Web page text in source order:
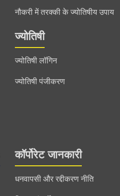
नौकरी में तरक्की के ज्योतिषीय उपाय
ज्योतिषी
ज्योतिषी लॉगिन
ज्योतिषी पंजीकरण
कॉर्पोरेट जानकारी
धनवापसी और रद्दीकरण नीति